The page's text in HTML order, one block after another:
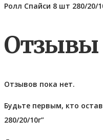
Ролл Спайси 8 шт 280/20/
Отзывы
Отзывов пока нет.
Будьте первым, кто
280/20/10г”